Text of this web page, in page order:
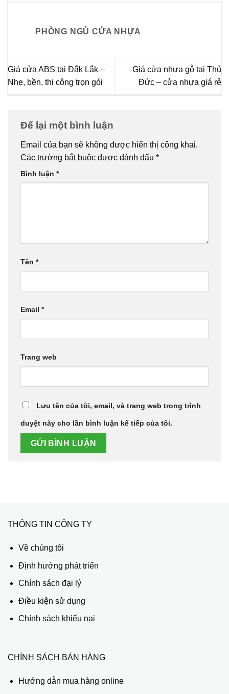
PHÒNG NGỦ CỬA NHỰA
Giá cửa ABS tại Đắk Lắk –
Nhẹ, bền, thi công trọn gói
Giá cửa nhựa gỗ tại Thủ
Đức – cửa nhựa giá rẻ
Để lại một bình luận
Email của bạn sẽ không được hiển thị công khai.
Các trường bắt buộc được đánh dấu *
Bình luận *
Tên *
Email *
Trang web
Lưu tên của tôi, email, và trang web trong trình
duyệt này cho lần bình luận kế tiếp của tôi.
THÔNG TIN CÔNG TY
Về chúng tôi
Định hướng phát triển
Chính sách đại lý
Điều kiện sử dụng
Chính sách khiếu nại
CHÍNH SÁCH BÁN HÀNG
Hướng dẫn mua hàng online